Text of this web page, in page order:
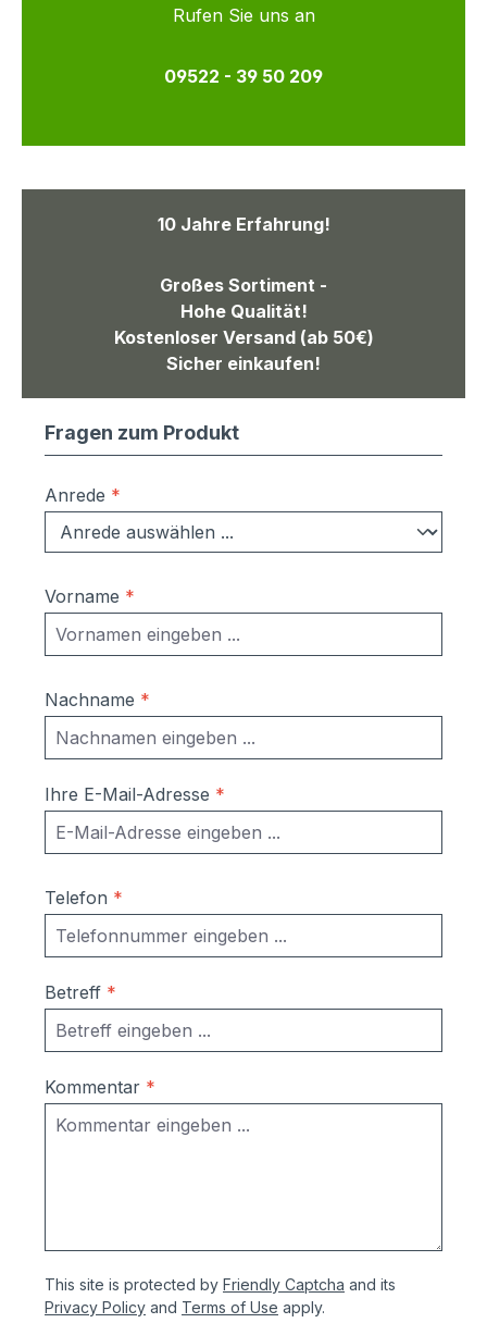
Rufen Sie uns an
09522 - 39 50 209
10 Jahre Erfahrung!
Großes Sortiment -
Hohe Qualität!
Kostenloser Versand (ab 50€)
Sicher einkaufen!
Fragen zum Produkt
Anrede *
Vorname *
Nachname *
Ihre E-Mail-Adresse *
Telefon *
Betreff *
Kommentar *
This site is protected by Friendly Captcha and its
Privacy Policy and Terms of Use apply.